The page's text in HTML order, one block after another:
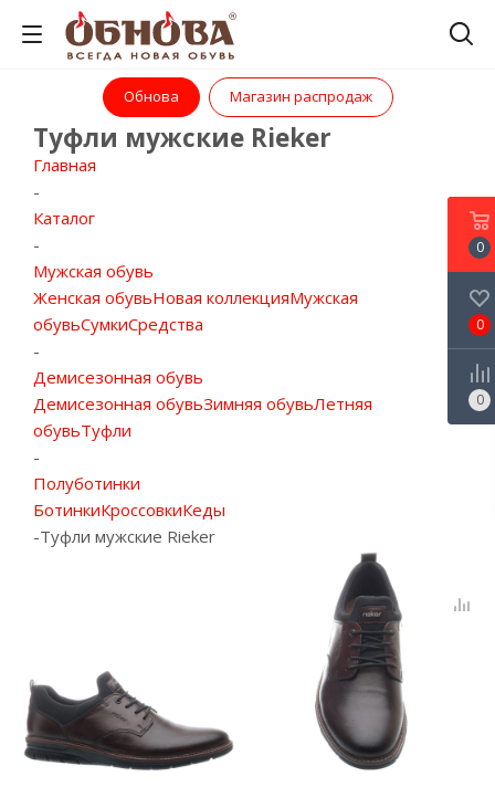
Обнова Магазин распродаж
Туфли мужские Rieker
Главная
-
Каталог
-
Мужская обувь
Женская обувьНовая коллекцияМужская
обувьСумкиСредства
-
Демисезонная обувь
Демисезонная обувьЗимняя обувьЛетняя
обувьТуфли
-
Полуботинки
БотинкиКроссовкиКеды
-Туфли мужские Rieker
0
0
0